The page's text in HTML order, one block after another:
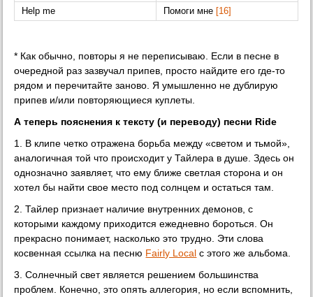
Help me
Помоги мне [16]
* Как обычно, повторы я не переписываю. Если в песне в
очередной раз зазвучал припев, просто найдите его где-то
рядом и перечитайте заново. Я умышленно не дублирую
припев и/или повторяющиеся куплеты.
А теперь пояснения к тексту (и переводу) песни Ride
1. В клипе четко отражена борьба между «светом и тьмой»,
аналогичная той что происходит у Тайлера в душе. Здесь он
однозначно заявляет, что ему ближе светлая сторона и он
хотел бы найти свое место под солнцем и остаться там.
2. Тайлер признает наличие внутренних демонов, с
которыми каждому приходится ежедневно бороться. Он
прекрасно понимает, насколько это трудно. Эти слова
косвенная ссылка на песню Fairly Local с этого же альбома.
3. Солнечный свет является решением большинства
проблем. Конечно, это опять аллегория, но если вспомнить,